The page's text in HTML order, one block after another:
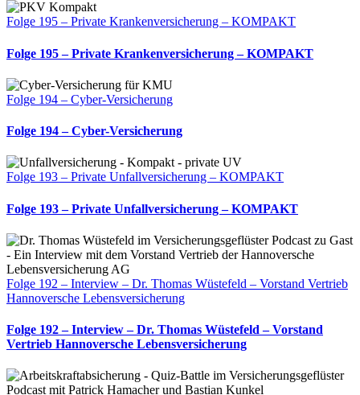
Folge 195 – Private Krankenversicherung – KOMPAKT
Folge 195 – Private Krankenversicherung – KOMPAKT
Folge 194 – Cyber-Versicherung
Folge 194 – Cyber-Versicherung
Folge 193 – Private Unfallversicherung – KOMPAKT
Folge 193 – Private Unfallversicherung – KOMPAKT
Folge 192 – Interview – Dr. Thomas Wüstefeld – Vorstand Vertrieb
Hannoversche Lebensversicherung
Folge 192 – Interview – Dr. Thomas Wüstefeld – Vorstand
Vertrieb Hannoversche Lebensversicherung